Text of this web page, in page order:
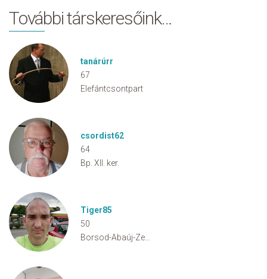
További társkeresőink…
tanárúrr
67
Elefántcsontpart
csordist62
64
Bp. XII. ker.
Tiger85
50